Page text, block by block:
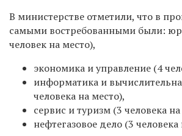
В министерстве отметили, что в
самыми востребованными были:
человек на место),
экономика и управление (4
информатика и
человека на место),
сервис и туризм (3 человека
нефтегазовое дело (3 человека